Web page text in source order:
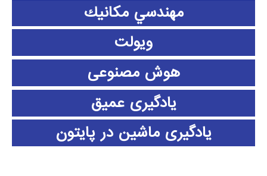
مهندسي مكانيك
ویولت
هوش مصنوعی
یادگیری عمیق
یادگیری ماشین در پایتون